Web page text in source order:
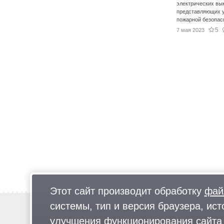
электрических
представляющих
пожарной
7 мая 2023
5
Новости
Предложи новость
Этот сайт производит обработку
системы, тип и версия браузера,
улучшения функционирования